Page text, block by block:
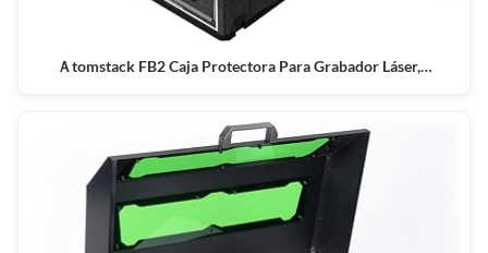
Ａtomstack FB2 Caja Protectora Para Grabador Láser,…